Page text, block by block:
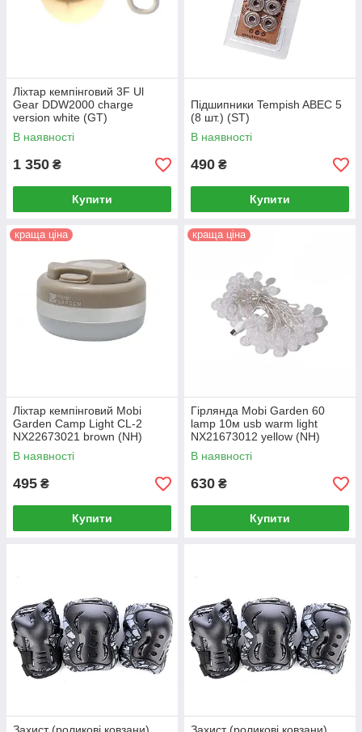
Ліхтар кемпінговий 3F Ul
Gear DDW2000 charge
version white (GT)
В наявності
1 350 ₴
Купити
Підшипники Tempish ABEC 5
(8 шт.) (ST)
В наявності
490 ₴
Купити
краща ціна
Ліхтар кемпінговий Mobi
Garden Camp Light CL-2
NX22673021 brown (NH)
В наявності
495 ₴
Купити
краща ціна
Гірлянда Mobi Garden 60
lamp 10м usb warm light
NX21673012 yellow (NH)
В наявності
630 ₴
Купити